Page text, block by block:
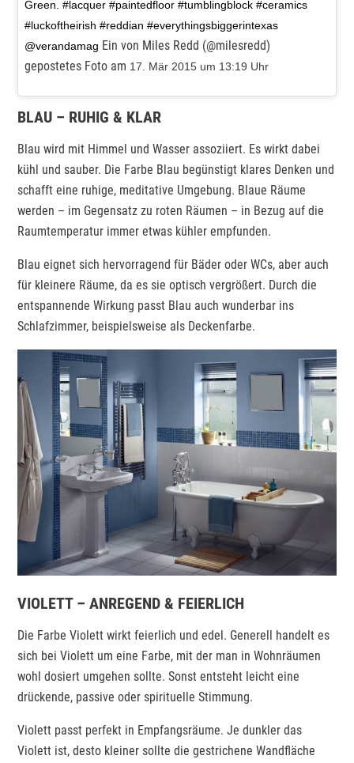
Green. #lacquer #paintedfloor #tumblingblock #ceramics
#luckoftheirish #reddian #everythingsbiggerintexas
@verandamag Ein von Miles Redd (@milesredd)
gepostetes Foto am 17. Mär 2015 um 13:19 Uhr
BLAU – RUHIG & KLAR
Blau wird mit Himmel und Wasser assoziiert. Es wirkt dabei
kühl und sauber. Die Farbe Blau begünstigt klares Denken und
schafft eine ruhige, meditative Umgebung. Blaue Räume
werden – im Gegensatz zu roten Räumen – in Bezug auf die
Raumtemperatur immer etwas kühler empfunden.
Blau eignet sich hervorragend für Bäder oder WCs, aber auch
für kleinere Räume, da es sie optisch vergrößert. Durch die
entspannende Wirkung passt Blau auch wunderbar ins
Schlafzimmer, beispielsweise als Deckenfarbe.
VIOLETT – ANREGEND & FEIERLICH
Die Farbe Violett wirkt feierlich und edel. Generell handelt es
sich bei Violett um eine Farbe, mit der man in Wohnräumen
wohl dosiert umgehen sollte. Sonst entsteht leicht eine
drückende, passive oder spirituelle Stimmung.
Violett passt perfekt in Empfangsräume. Je dunkler das
Violett ist, desto kleiner sollte die gestrichene Wandfläche